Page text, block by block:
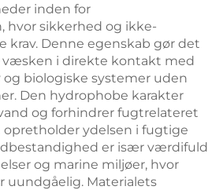
inden for
hvor sikkerhed og ikke-
krav. Denne egenskab gør det
i direkte kontakt med
biologiske systemer uden
Den hydrophobe karakter
og forhindrer fugtrelateret
ydelsen i fugtige
er især værdifuld
og marine miljøer, hvor
uundgåelig. Materialets